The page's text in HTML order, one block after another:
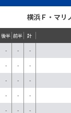
横浜Ｆ・マリ
後半 前半 計
- - -
- - -
- - -
- - -
- - -